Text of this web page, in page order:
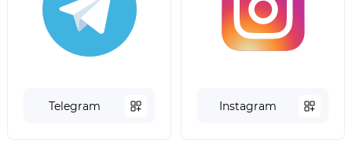
Telegram Instagram